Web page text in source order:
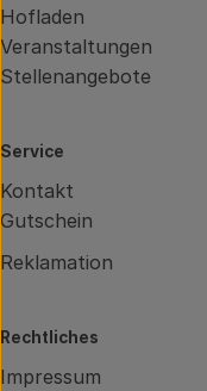
Hofladen
Veranstaltungen
Stellenangebote
Service
Kontakt
Gutschein
Reklamation
Rechtliches
Impressum